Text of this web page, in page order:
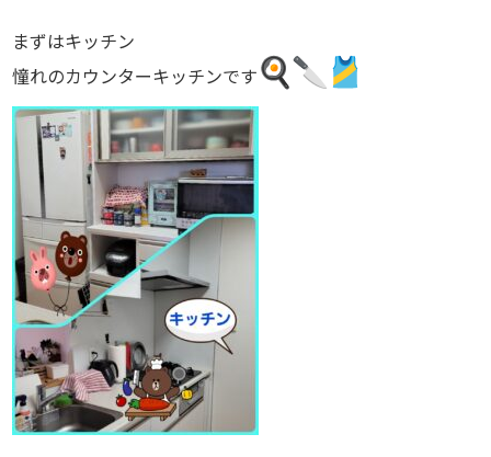
まずはキッチン
憧れのカウンターキッチンです